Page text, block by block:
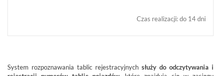
Czas realizacji:do 14 dni
System rozpoznawania tablic rejestracyjnych służy do odczytywania i